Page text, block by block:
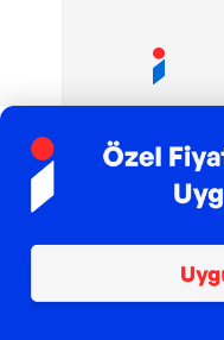
TROY ile 200 TL İndirim
iPhone 16 Pro
Türkiye Garantili)